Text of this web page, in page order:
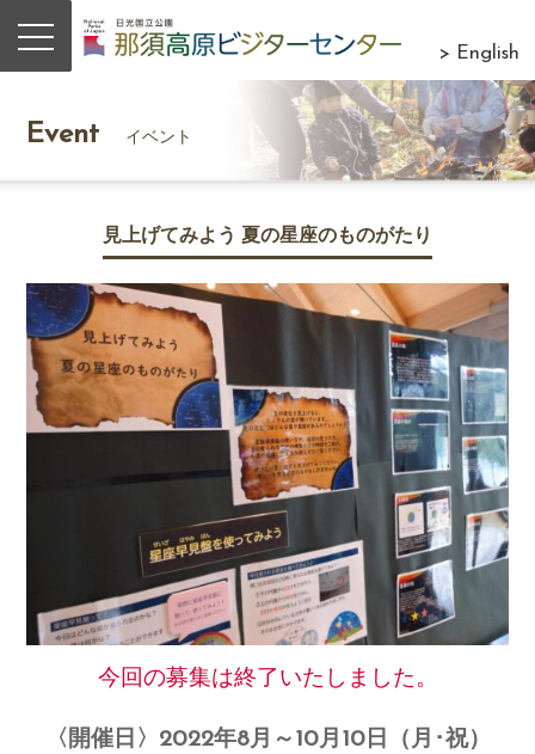
> English
Event イベント
見上げてみよう 夏の星座のものがたり
今回の募集は終了いたしました。
〈開催日〉2022年8月～10月10日（月･祝）